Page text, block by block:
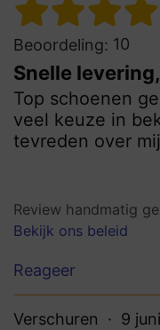
Beoordeling: 10
Snelle
Top schoenen
veel keuze in
tevreden over
Review handmatig
Bekijk ons beleid
Reageer
Verschuren 9